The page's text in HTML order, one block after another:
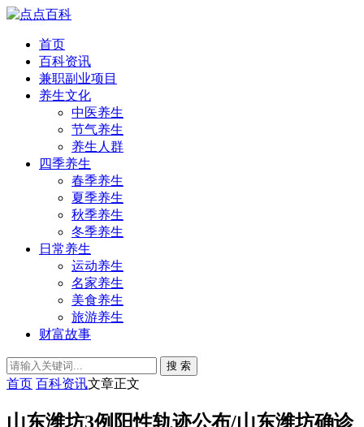
首页
百科资讯
兼职副业项目
养生文化
中医养生
节气养生
养生人群
四季养生
春季养生
夏季养生
秋季养生
冬季养生
日常养生
运动养生
名家养生
美食养生
旅游养生
财富故事
搜 索
首页 百科资讯文章正文
山东潍坊3例阳性轨迹公布/山东潍坊确诊